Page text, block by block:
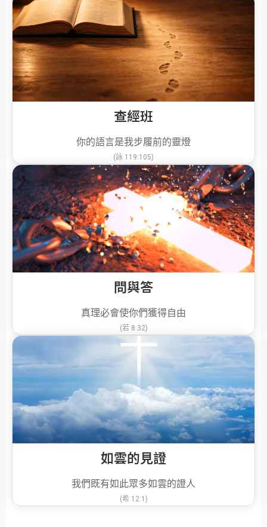
查經班
你的語言是我步履前的靈燈
(詠 119:105)
問與答
真理必會使你們獲得自由
(若 8:32)
如雲的見證
我們既有如此眾多如雲的證人
(希 12:1)